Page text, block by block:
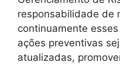
responsabilidade de
continuamente
ações preventivas
atualizadas,